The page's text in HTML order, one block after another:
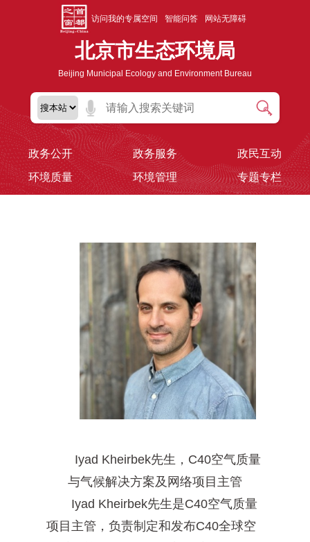
访问我的专属空间 智能问答 网站无障碍
北京市生态环境局
Beijing Municipal Ecology and Environment Bureau
政务公开 政务服务
政民互动
环境质量
环境管理 专题专栏
Iyad Kheirbek先生，C40空气质量
与气候解决方案及网络项目主管
Iyad Kheirbek先生是C40空气质量
项目主管，负责制定和发布C40全球空